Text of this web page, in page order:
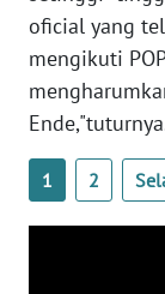
oficial yang
mengikuti
1 2
WN
SERAMBI
WN
JAMBI